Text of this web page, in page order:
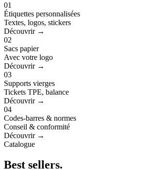
01
Étiquettes personnalisées
Textes, logos, stickers
Découvrir →
02
Sacs papier
Avec votre logo
Découvrir →
03
Supports vierges
Tickets TPE, balance
Découvrir →
04
Codes-barres & normes
Conseil & conformité
Découvrir →
Catalogue
Best sellers.